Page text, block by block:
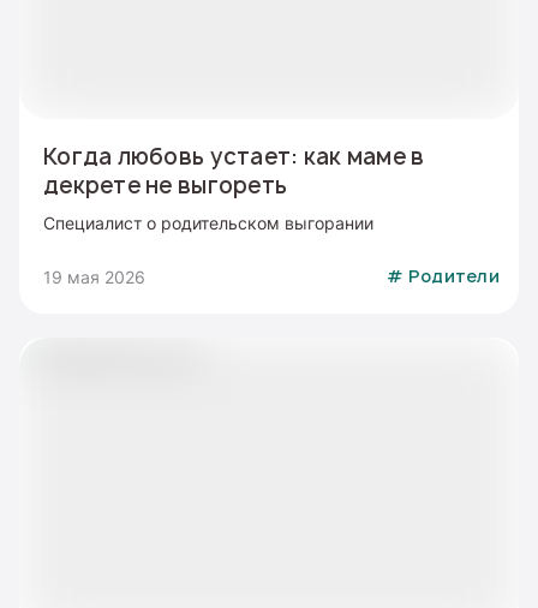
Когда любовь устает: как маме в
декрете не выгореть
Специалист о родительском выгорании
19 мая 2026 # Родители